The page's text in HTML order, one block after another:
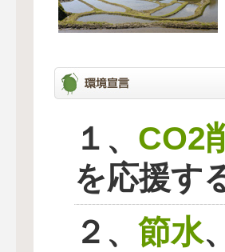
１、 CO2
を応援す
２、 節水、